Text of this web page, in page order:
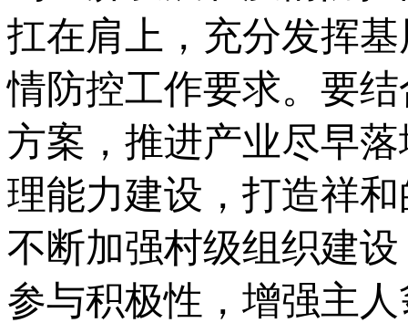
扛在肩上，充分发挥
情防控工作要求。要
方案，推进产业尽早
理能力建设，打造祥
不断加强村级组织建
参与积极性，增强主